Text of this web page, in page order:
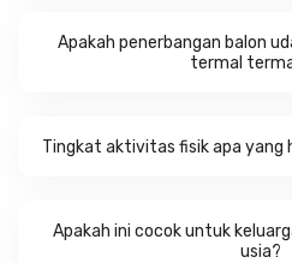
Apakah penerbangan balon
termal
Tingkat aktivitas fisik apa yang
Apakah ini cocok untuk
usia?